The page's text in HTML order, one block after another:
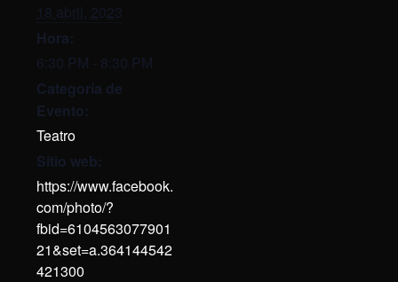
18 abril, 2023
Hora:
6:30 PM - 8:30 PM
Categoría de
Evento:
Teatro
Sitio web:
https://www.facebook.
com/photo/?
fbid=6104563077901
21&set=a.364144542
421300